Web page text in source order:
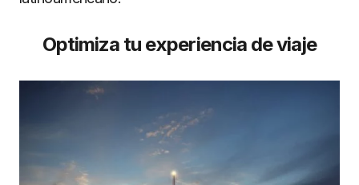
Optimiza tu experiencia de viaje